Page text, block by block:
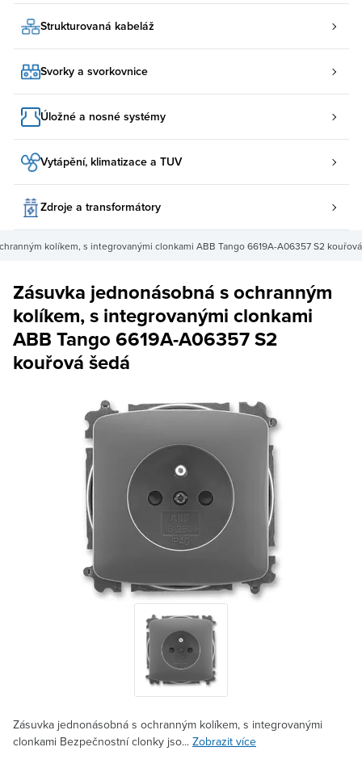
Strukturovaná kabeláž
Svorky a svorkovnice
Úložné a nosné systémy
Vytápění, klimatizace a TUV
Zdroje a transformátory
kolíkem, s integrovanými clonkami ABB Tango 6619A-A06357 S2 kouřová
Zásuvka jednonásobná s ochranným
kolíkem, s integrovanými clonkami
ABB Tango 6619A-A06357 S2
kouřová šedá
Zásuvka jednonásobná s ochranným kolíkem, s integrovanými
clonkami Bezpečnostní clonky jso... Zobrazit více